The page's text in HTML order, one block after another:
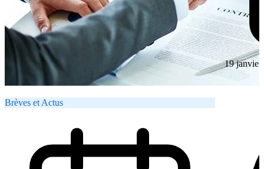
Brèves et Actus
19 janvier